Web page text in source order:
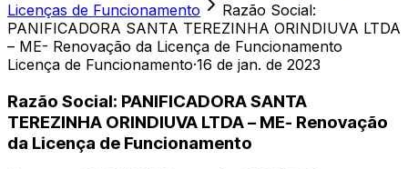
Licenças de Funcionamento
Razão Social:
PANIFICADORA SANTA TEREZINHA ORINDIUVA LTDA
– ME- Renovação da Licença de Funcionamento
Licença de Funcionamento·16 de jan. de 2023
Razão Social: PANIFICADORA SANTA
TEREZINHA ORINDIUVA LTDA – ME- Renovação
da Licença de Funcionamento